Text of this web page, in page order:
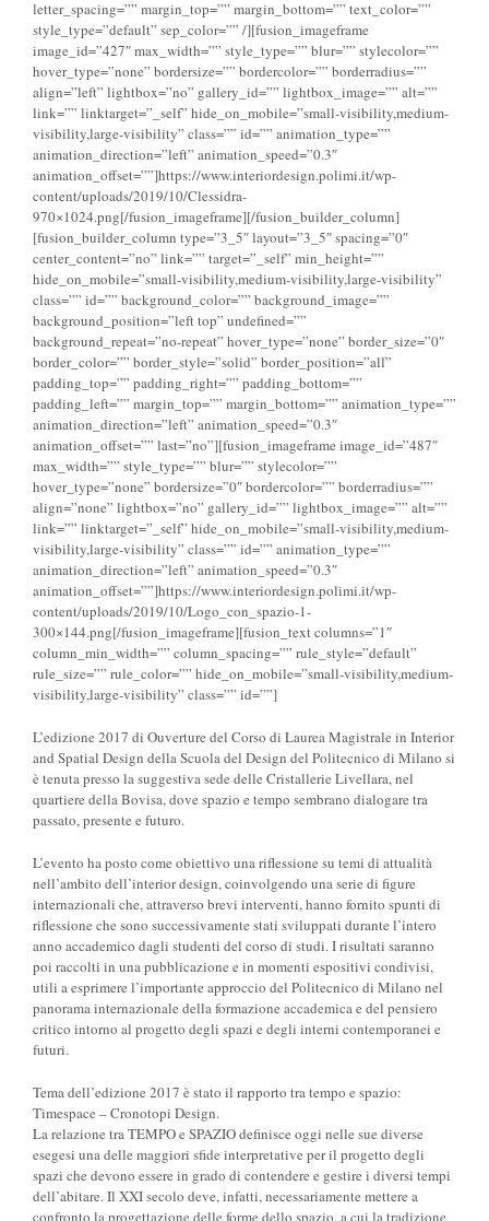
letter_spacing=”” margin_top=”” margin_bottom=”” text_color=””
style_type=”default” sep_color=”” /][fusion_imageframe
image_id=”427″ max_width=”” style_type=”” blur=”” stylecolor=””
hover_type=”none” bordersize=”” bordercolor=”” borderradius=””
align=”left” lightbox=”no” gallery_id=”” lightbox_image=”” alt=””
link=”” linktarget=”_self” hide_on_mobile=”small-visibility,medium-
visibility,large-visibility” class=”” id=”” animation_type=””
animation_direction=”left” animation_speed=”0.3″
animation_offset=””]https://www.interiordesign.polimi.it/wp-
content/uploads/2019/10/Clessidra-
970×1024.png[/fusion_imageframe][/fusion_builder_column]
[fusion_builder_column type=”3_5″ layout=”3_5″ spacing=”0″
center_content=”no” link=”” target=”_self” min_height=””
hide_on_mobile=”small-visibility,medium-visibility,large-visibility”
class=”” id=”” background_color=”” background_image=””
background_position=”left top” undefined=””
background_repeat=”no-repeat” hover_type=”none” border_size=”0″
border_color=”” border_style=”solid” border_position=”all”
padding_top=”” padding_right=”” padding_bottom=””
padding_left=”” margin_top=”” margin_bottom=”” animation_type=””
animation_direction=”left” animation_speed=”0.3″
animation_offset=”” last=”no”][fusion_imageframe image_id=”487″
max_width=”” style_type=”” blur=”” stylecolor=””
hover_type=”none” bordersize=”0″ bordercolor=”” borderradius=””
align=”none” lightbox=”no” gallery_id=”” lightbox_image=”” alt=””
link=”” linktarget=”_self” hide_on_mobile=”small-visibility,medium-
visibility,large-visibility” class=”” id=”” animation_type=””
animation_direction=”left” animation_speed=”0.3″
animation_offset=””]https://www.interiordesign.polimi.it/wp-
content/uploads/2019/10/Logo_con_spazio-1-
300×144.png[/fusion_imageframe][fusion_text columns=”1″
column_min_width=”” column_spacing=”” rule_style=”default”
rule_size=”” rule_color=”” hide_on_mobile=”small-visibility,medium-
visibility,large-visibility” class=”” id=””]
L’edizione 2017 di Ouverture del Corso di Laurea Magistrale in Interior
and Spatial Design della Scuola del Design del Politecnico di Milano si
è tenuta presso la suggestiva sede delle Cristallerie Livellara, nel
quartiere della Bovisa, dove spazio e tempo sembrano dialogare tra
passato, presente e futuro.
L’evento ha posto come obiettivo una riflessione su temi di attualità
nell’ambito dell’interior design, coinvolgendo una serie di figure
internazionali che, attraverso brevi interventi, hanno fornito spunti di
riflessione che sono successivamente stati sviluppati durante l’intero
anno accademico dagli studenti del corso di studi. I risultati saranno
poi raccolti in una pubblicazione e in momenti espositivi condivisi,
utili a esprimere l’importante approccio del Politecnico di Milano nel
panorama internazionale della formazione accademica e del pensiero
critico intorno al progetto degli spazi e degli interni contemporanei e
futuri.
Tema dell’edizione 2017 è stato il rapporto tra tempo e spazio:
Timespace – Cronotopi Design.
La relazione tra TEMPO e SPAZIO definisce oggi nelle sue diverse
esegesi una delle maggiori sfide interpretative per il progetto degli
spazi che devono essere in grado di contendere e gestire i diversi tempi
dell’abitare. Il XXI secolo deve, infatti, necessariamente mettere a
confronto la progettazione delle forme dello spazio, a cui la tradizione